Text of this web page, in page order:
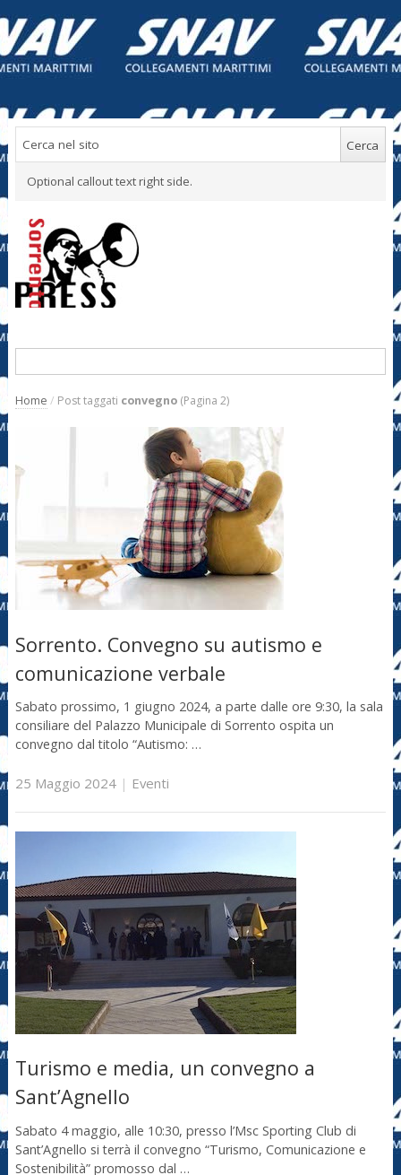
Optional callout text right side.
Home / Post taggati convegno(Pagina 2)
Sorrento. Convegno su autismo e
comunicazione verbale
Sabato prossimo, 1 giugno 2024, a parte dalle ore 9:30, la sala
consiliare del Palazzo Municipale di Sorrento ospita un
convegno dal titolo “Autismo: …
25 Maggio 2024| Eventi
Turismo e media, un convegno a
Sant’Agnello
Sabato 4 maggio, alle 10:30, presso l’Msc Sporting Club di
Sant’Agnello si terrà il convegno “Turismo, Comunicazione e
Sostenibilità” promosso dal …